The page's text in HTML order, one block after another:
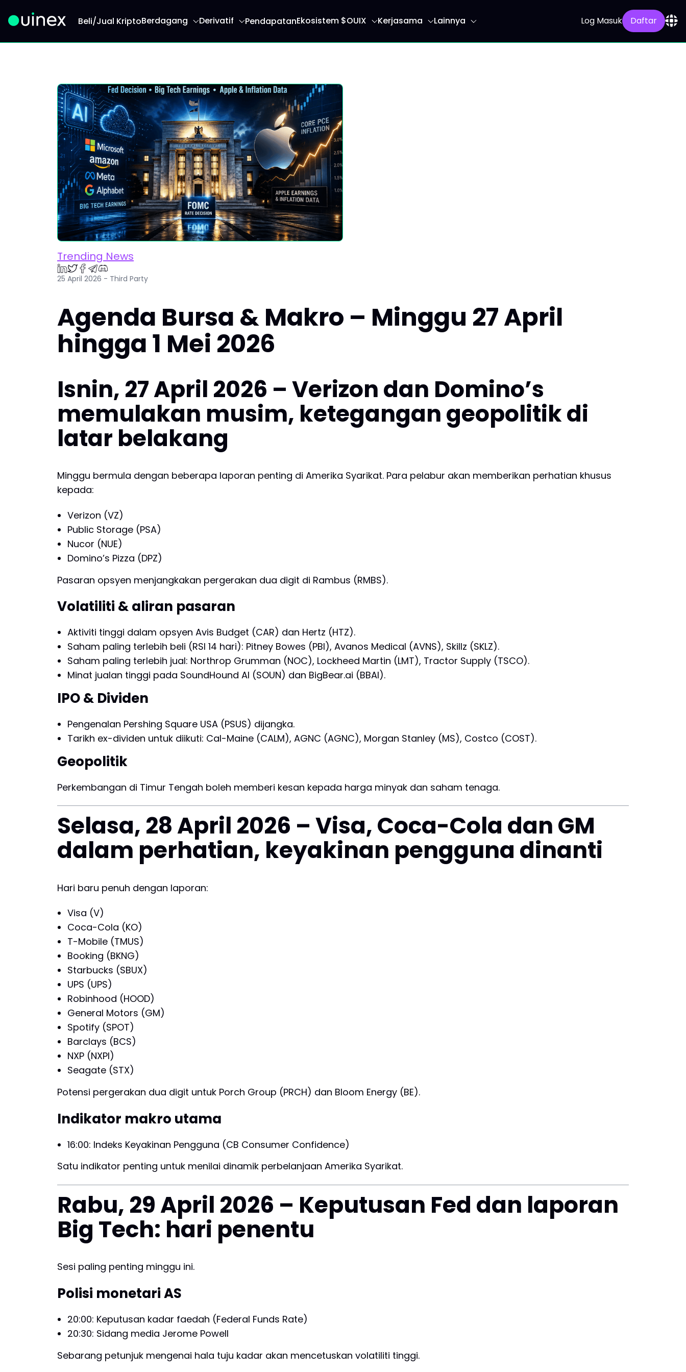
Beli/Jual KriptoBerdagang Derivatif PendapatanEkosistem $OUIX Kerjasama Lainnya Log Masuk Daftar
Trending News
25 April 2026 - Third Party
Agenda Bursa & Makro – Minggu 27 April
hingga 1 Mei 2026
Isnin, 27 April 2026 – Verizon dan Domino’s
memulakan musim, ketegangan geopolitik di
latar belakang
Minggu bermula dengan beberapa laporan penting di Amerika Syarikat. Para pelabur akan memberikan perhatian khusus
kepada:
Verizon (VZ)
Public Storage (PSA)
Nucor (NUE)
Domino’s Pizza (DPZ)
Pasaran opsyen menjangkakan pergerakan dua digit di Rambus (RMBS).
Volatiliti & aliran pasaran
Aktiviti tinggi dalam opsyen Avis Budget (CAR) dan Hertz (HTZ).
Saham paling terlebih beli (RSI 14 hari): Pitney Bowes (PBI), Avanos Medical (AVNS), Skillz (SKLZ).
Saham paling terlebih jual: Northrop Grumman (NOC), Lockheed Martin (LMT), Tractor Supply (TSCO).
Minat jualan tinggi pada SoundHound AI (SOUN) dan BigBear.ai (BBAI).
IPO & Dividen
Pengenalan Pershing Square USA (PSUS) dijangka.
Tarikh ex-dividen untuk diikuti: Cal-Maine (CALM), AGNC (AGNC), Morgan Stanley (MS), Costco (COST).
Geopolitik
Perkembangan di Timur Tengah boleh memberi kesan kepada harga minyak dan saham tenaga.
Selasa, 28 April 2026 – Visa, Coca-Cola dan GM
dalam perhatian, keyakinan pengguna dinanti
Hari baru penuh dengan laporan:
Visa (V)
Coca-Cola (KO)
T-Mobile (TMUS)
Booking (BKNG)
Starbucks (SBUX)
UPS (UPS)
Robinhood (HOOD)
General Motors (GM)
Spotify (SPOT)
Barclays (BCS)
NXP (NXPI)
Seagate (STX)
Potensi pergerakan dua digit untuk Porch Group (PRCH) dan Bloom Energy (BE).
Indikator makro utama
16:00: Indeks Keyakinan Pengguna (CB Consumer Confidence)
Satu indikator penting untuk menilai dinamik perbelanjaan Amerika Syarikat.
Rabu, 29 April 2026 – Keputusan Fed dan laporan
Big Tech: hari penentu
Sesi paling penting minggu ini.
Polisi monetari AS
20:00: Keputusan kadar faedah (Federal Funds Rate)
20:30: Sidang media Jerome Powell
Sebarang petunjuk mengenai hala tuju kadar akan mencetuskan volatiliti tinggi.